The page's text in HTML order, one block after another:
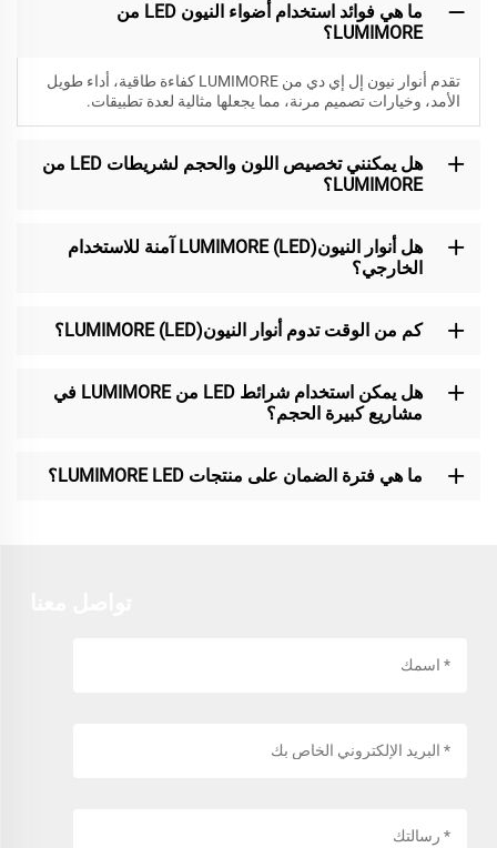
ما هي فوائد استخدام أضواء النيون LED من
LUMIMORE؟
تقدم أنوار نيون إل إي دي من LUMIMORE كفاءة طاقية، أداء طويل
الأمد، وخيارات تصميم مرنة، مما يجعلها مثالية لعدة تطبيقات.
هل يمكنني تخصيص اللون والحجم لشريطات LED من
LUMIMORE؟
هل أنوار النيون(LED) LUMIMORE آمنة للاستخدام
الخارجي؟
كم من الوقت تدوم أنوار النيون(LED) LUMIMORE؟
هل يمكن استخدام شرائط LED من LUMIMORE في
مشاريع كبيرة الحجم؟
ما هي فترة الضمان على منتجات LUMIMORE LED؟